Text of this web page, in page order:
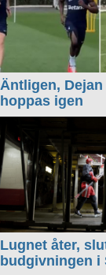
Äntligen,
hoppas igen
Lugnet åter,
budgivningen i